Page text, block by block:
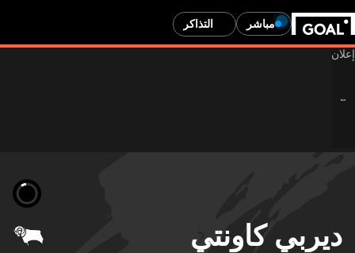
مباشر التذاكر
ديربي كاونتي